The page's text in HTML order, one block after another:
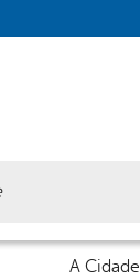
A Cidade